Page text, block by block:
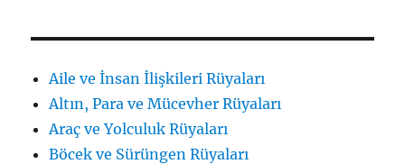
Aile ve İnsan İlişkileri Rüyaları
Altın, Para ve Mücevher Rüyaları
Araç ve Yolculuk Rüyaları
Böcek ve Sürüngen Rüyaları